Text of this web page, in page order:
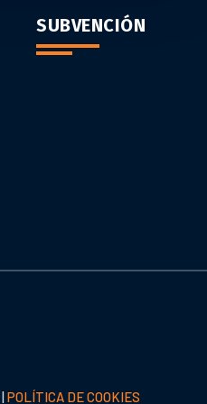
SUBVENCIÓN
POLÍTICA DE COOKIES